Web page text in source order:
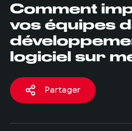
Comment
vos équipes
logiciel sur
Partager